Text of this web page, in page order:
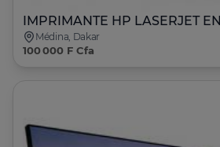
Médina, Dakar
100 000 F Cfa